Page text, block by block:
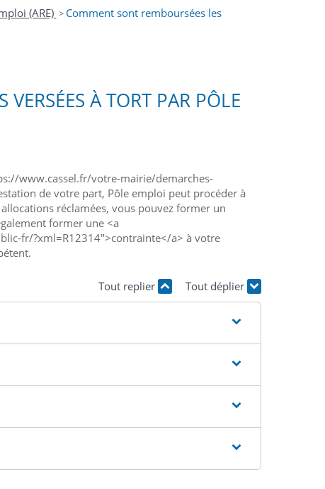
(ARE) > Comment sont remboursées les
À TORT PAR PÔLE
www.cassel.fr/votre-mairie/demarches-
de votre part, Pôle emploi peut procéder à
réclamées, vous pouvez former un
former une <a
fr/?xml=R12314">contrainte</a> à votre
Tout replier Tout déplier